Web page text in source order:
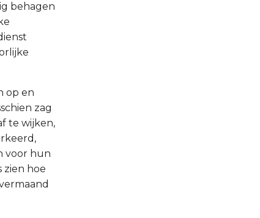
behagen
op en
zag
te wijken,
voor hun
zien hoe